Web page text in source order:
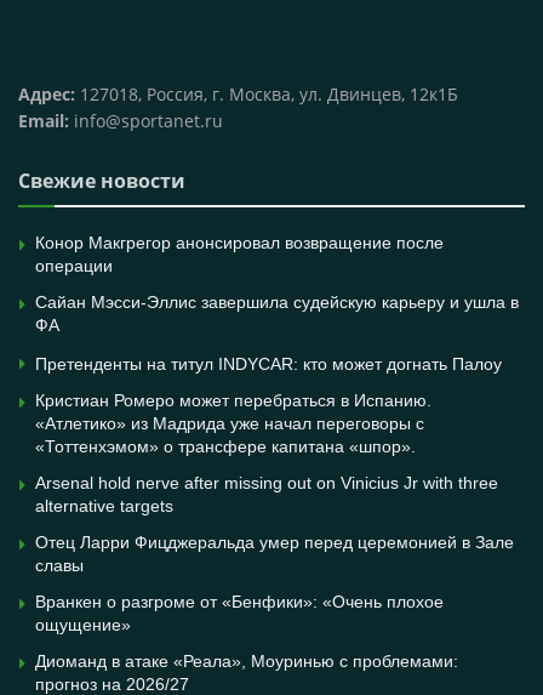
Адрес: 127018, Россия, г. Москва, ул. Двинцев, 12к1Б
Email: info@sportanet.ru
Свежие новости
Конор Макгрегор анонсировал возвращение после
операции
Сайан Мэсси-Эллис завершила судейскую карьеру и ушла в
ФА
Претенденты на титул INDYCAR: кто может догнать Палоу
Кристиан Ромеро может перебраться в Испанию.
«Атлетико» из Мадрида уже начал переговоры с
«Тоттенхэмом» о трансфере капитана «шпор».
Arsenal hold nerve after missing out on Vinicius Jr with three
alternative targets
Отец Ларри Фицджеральда умер перед церемонией в Зале
славы
Вранкен о разгроме от «Бенфики»: «Очень плохое
ощущение»
Диоманд в атаке «Реала», Моуринью с проблемами:
прогноз на 2026/27